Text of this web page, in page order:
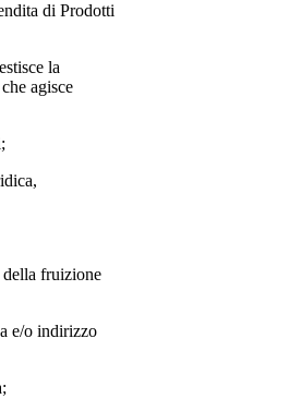
di Prodotti
la
agisce
della fruizione
e/o indirizzo